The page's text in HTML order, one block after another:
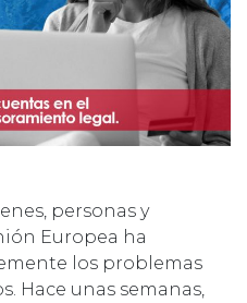
personas y
Europea ha
los problemas
Hace unas semanas,